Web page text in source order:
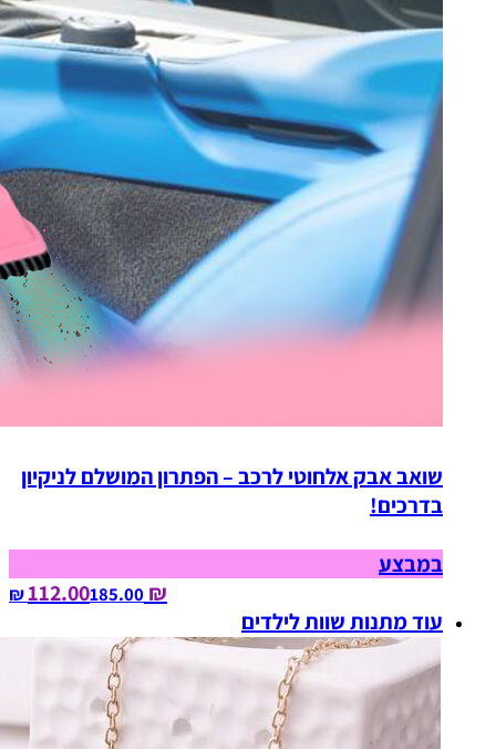
שואב אבק אלחוטי לרכב – הפתרון המושלם לניקיון
בדרכים!
במבצע
₪ 112.00
185.00‏ ₪
עוד מתנות שוות לילדים